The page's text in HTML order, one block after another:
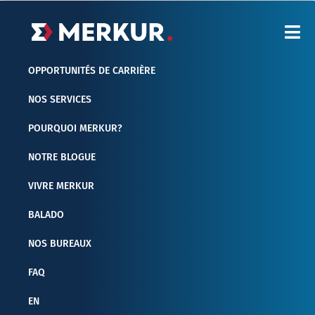
contenu
OPPORTUNITÉS DE CARRIÈRE
NOS SERVICES
POURQUOI MERKUR?
NOTRE BLOGUE
VIVRE MERKUR
BALADO
NOS BUREAUX
FAQ
EN